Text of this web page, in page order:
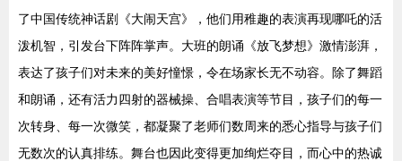
了中国传统神话剧《大闹天宫》，他们用稚趣的表演再现哪吒的活
泼机智，引发台下阵阵掌声。大班的朗诵《放飞梦想》激情澎湃，
表达了孩子们对未来的美好憧憬，令在场家长无不动容。除了舞蹈
和朗诵，还有活力四射的器械操、合唱表演等节目，孩子们的每一
次转身、每一次微笑，都凝聚了老师们数周来的悉心指导与孩子们
无数次的认真排练。舞台也因此变得更加绚烂夺目，而心中的热诚